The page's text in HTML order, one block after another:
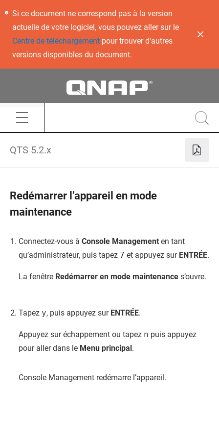
Si ce document ne correspond pas à la version
actuelle de votre logiciel, vous pouvez aller sur le
Centre de téléchargementpour trouver d'autres
versions disponibles du document.
QTS 5.2.x
Redémarrer l’appareil en mode
maintenance
Connectez-vous à Console Management en tant
qu’administrateur, puis tapez 7 et appuyez sur ENTRÉE.
La fenêtre Redémarrer en mode maintenance s’ouvre.
Tapez y, puis appuyez sur ENTRÉE.
Appuyez sur échappement ou tapez n puis appuyez
pour aller dans le Menu principal.
Console Management redémarre l’appareil.